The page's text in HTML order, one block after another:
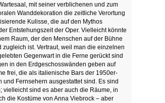
mit seiner verblichenen und zum
Wanddekoration die zeitliche Verortung
Kulisse, die auf den Mythos
Entstehungszeit der Oper. Vielleicht könnte
Raum, der den Menschen auf der Bühne
ist. Vertraut, weil man die einzelnen
Gegenwart in die Ferne gerückt sind
in den Erdgeschosswänden geben auf
frei, die als italienische Bars der 1950er-
Fernsehern ausgestattet sind. Es sind
sind es aber auch die Räume, in
die Kostüme von Anna Viebrock – aber